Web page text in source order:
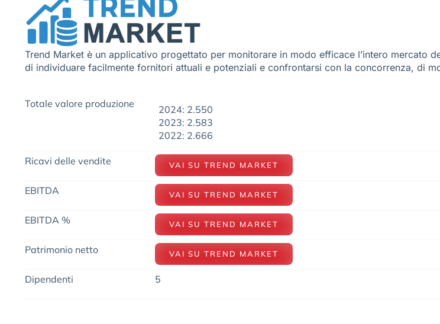
Trend Market è un applicativo progettato per monitorare in modo efficace l’intero mercato
di individuare facilmente fornitori attuali e potenziali e confrontarsi con la concorrenza, di
Totale valore produzione
2024: 2.550
2023: 2.583
2022: 2.666
Ricavi delle vendite VAI SU TREND MARKET
EBITDA VAI SU TREND MARKET
EBITDA % VAI SU TREND MARKET
Patrimonio netto VAI SU TREND MARKET
Dipendenti 5